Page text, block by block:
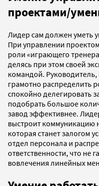
проектами/
Лидер сам должен уметь
При управлении
роли «играющего
делясь при этом своей
командой.
грамотно распределить
спокойно делегировать
подобрать большое
завод эффективнее.
выстроит коммуникацию
которая станет залогом
отдел персонала и
ответственности, что не
вовлечения линейных